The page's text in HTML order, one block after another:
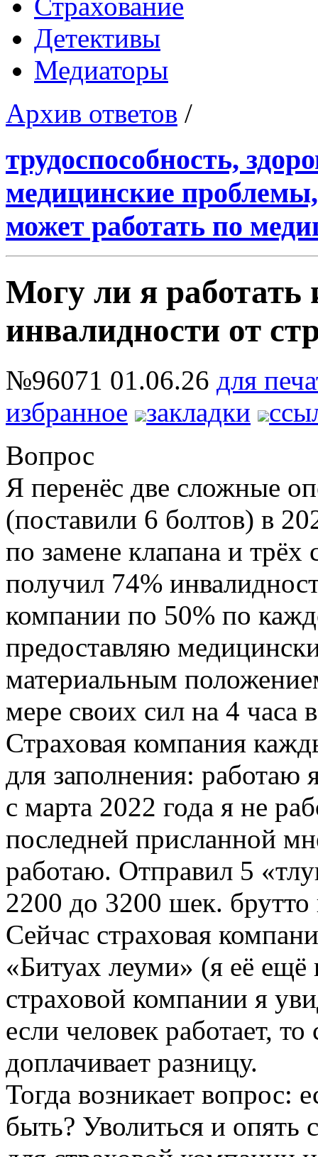
Детективы
Медиаторы
Архив ответов /
трудоспособность,
медицинские
может работать по
Могу ли я работать
инвалидности от
№96071 01.06.26 для
избранное
закладки
Вопрос
Я перенёс две сложные
(поставили 6 болтов) в
по замене клапана и
получил 74%
компании по 50% по
предоставляю
материальным
мере своих сил на 4 часа
Страховая компания
для заполнения: работаю
с марта 2022 года я не
последней присланной
работаю. Отправил 5
2200 до 3200 шек. брутто
Сейчас страховая
«Битуах леуми» (я её
страховой компании я
если человек работает,
доплачивает разницу.
Тогда возникает вопрос:
быть? Уволиться и опять